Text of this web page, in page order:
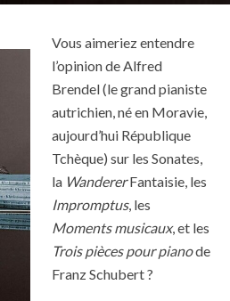
Vous aimeriez entendre
l’opinion de Alfred
Brendel (le grand pianiste
autrichien, né en Moravie,
aujourd’hui République
Tchèque) sur les Sonates,
la WandererFantaisie, les
Impromptus, les
Moments musicaux, et les
Trois pièces pour pianode
Franz Schubert ?